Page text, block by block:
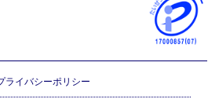
ライバシーポリシー